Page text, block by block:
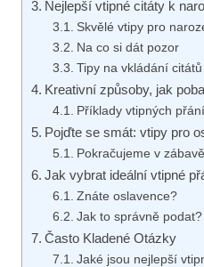
Nejlepší vtipné citáty k
Skvělé vtipy pro
Na co si dát⁢ pozor
Tipy na vkládání
Kreativní způsoby, ‍jak
Příklady​ vtipných přání
Pojďte se smát: vtipy pro
Pokračujeme v
Jak vybrat ​ideální⁤ vtipné
Znáte oslavence?
Jak to správně‍ podat?
Často Kladené ​Otázky
Jaké​ jsou nejlepší⁣